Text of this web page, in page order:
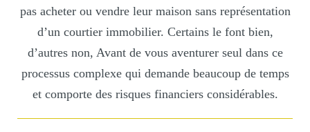
pas acheter ou vendre leur maison sans représentation
d’un courtier immobilier. Certains le font bien,
d’autres non, Avant de vous aventurer seul dans ce
processus complexe qui demande beaucoup de temps
et comporte des risques financiers considérables.